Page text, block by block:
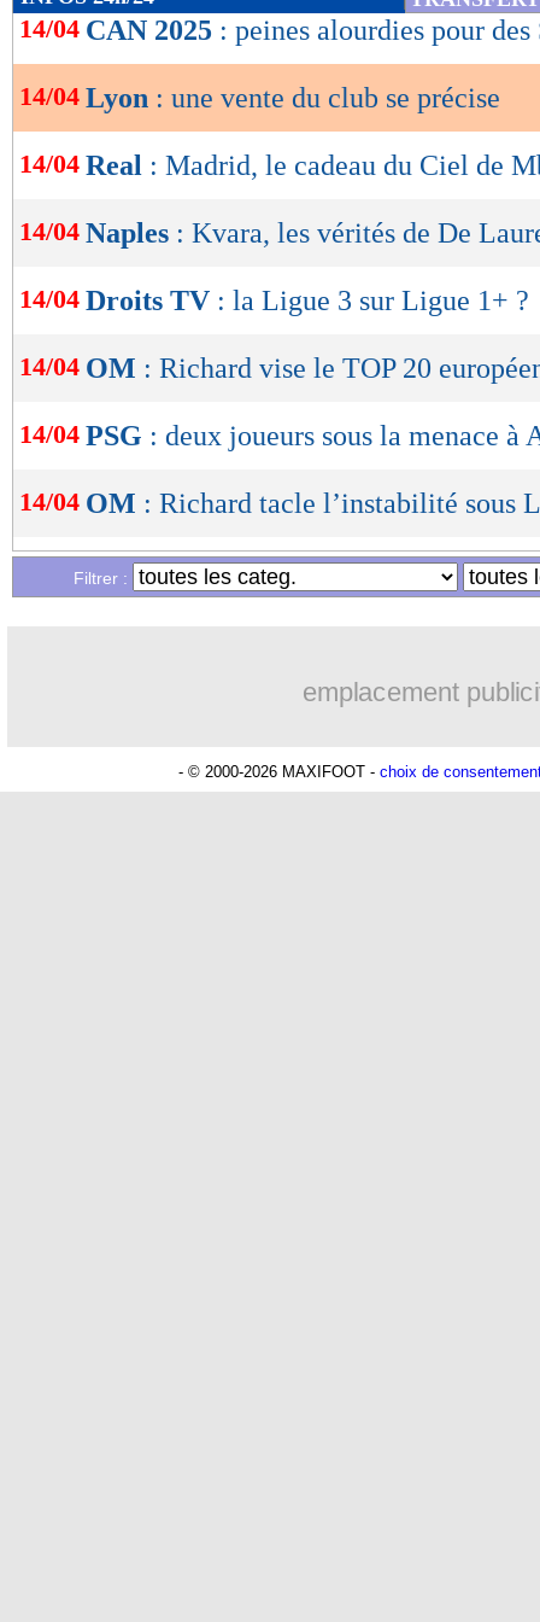
de
OK
14/04 CAN 2025 : peines alourdies pour des
14/04 Lyon : une vente du club se précise
14/04 Real : Madrid, le cadeau du Ciel de
14/04 Naples : Kvara, les vérités de De
14/04 Droits TV : la Ligue 3 sur Ligue 1+ ?
14/04 OM : Richard vise le TOP 20
14/04 PSG : deux joueurs sous la menace à
14/04 OM : Richard tacle l’instabilité sous
Liste des brèves du lun. 13 avril 2026
Filtrer :
emplacement
- © 2000-2026 MAXIFOOT - choix de